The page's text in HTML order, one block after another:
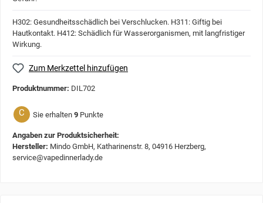
H302: Gesundheitsschädlich bei Verschlucken. H311: Giftig bei
Hautkontakt. H412: Schädlich für Wasserorganismen, mit langfristiger
Wirkung.
Zum Merkzettel hinzufügen
Produktnummer: DIL702
C Sie erhalten 9 Punkte
Angaben zur Produktsicherheit:
Hersteller: Mindo GmbH, Katharinenstr. 8, 04916 Herzberg,
service@vapedinnerlady.de